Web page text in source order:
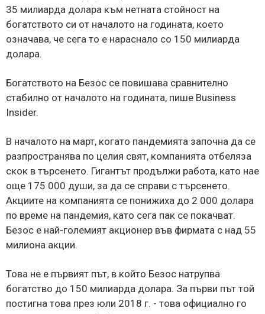
35 милиарда долара към нетната стойност на
богатството си от началото на годината, което
означава, че сега то е нараснало со 150 милиарда
долара.
Богатството на Безос се повишава сравнително
стабилно от началото на годината, пише Business
Insider.
В началото на март, когато пандемията започна да се
разпространява по целия свят, компанията отбеляза
скок в търсенето. Гигантът продължи работа, като нае
още 175 000 души, за да се справи с търсенето.
Акциите на компанията се понижиха до 2 000 долара
по време на пандемия, като сега пак се покачват.
Безос е най-големият акционер във фирмата с над 55
милиона акции.
Това не е първият път, в който Безос натрупва
богатство до 150 милиарда долара. За първи път той
постигна това през юли 2018 г. - това официално го